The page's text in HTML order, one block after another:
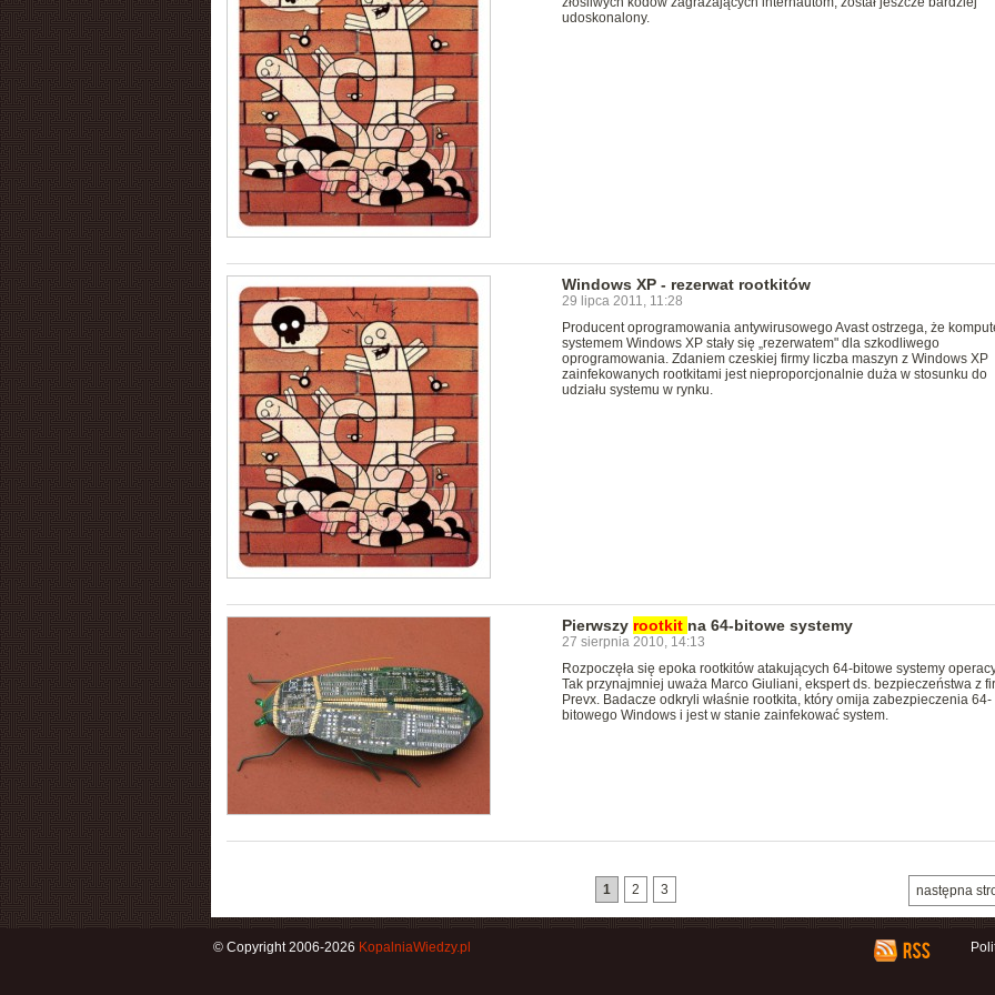
udoskonalony.
Windows XP - rezerwat rootkitów
29 lipca 2011, 11:28
Producent oprogramowania antywirusowego Avast ostrzega, że
systemem Windows XP stały się „rezerwatem" dla szkodliwego
oprogramowania. Zdaniem czeskiej firmy liczba maszyn z Windows XP
zainfekowanych rootkitami jest nieproporcjonalnie duża w stosunku do
udziału systemu w rynku.
Pierwszy rootkit na 64-bitowe systemy
27 sierpnia 2010, 14:13
Rozpoczęła się epoka rootkitów atakujących 64-bitowe systemy
Tak przynajmniej uważa Marco Giuliani, ekspert ds. bezpieczeństwa z
Prevx. Badacze odkryli właśnie rootkita, który omija zabezpieczenia 64-
bitowego Windows i jest w stanie zainfekować system.
następna
1 2 3
© Copyright 2006-2026 KopalniaWiedzy.pl